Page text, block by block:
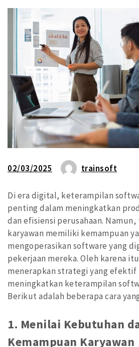
02/03/2025 trainsoft
Di era digital, keterampilan
penting dalam meningkatkan
dan efisiensi perusahaan.
karyawan memiliki kemampuan
mengoperasikan software yang
pekerjaan mereka. Oleh karena
menerapkan strategi yang
meningkatkan keterampilan
Berikut adalah beberapa cara
1. Menilai Kebutuhan
Kemampuan Karyawan